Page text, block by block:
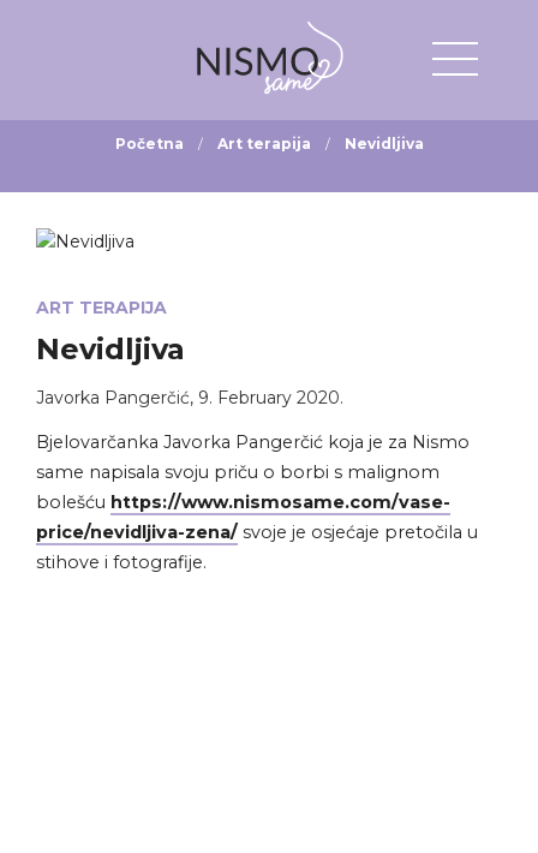
Početna Art terapija Nevidljiva
ART TERAPIJA
Nevidljiva
Javorka Pangerčić, 9. February 2020.
Bjelovarčanka Javorka Pangerčić koja je za Nismo
same napisala svoju priču o borbi s malignom
bolešću https://www.nismosame.com/vase-
price/nevidljiva-zena/ svoje je osjećaje pretočila u
stihove i fotografije.